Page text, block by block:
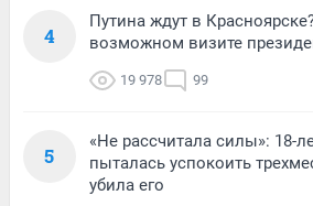
4
Путина ждут в
возможном визите
19 978 99
5
«Не рассчитала силы»: 18-
пыталась успокоить
убила его